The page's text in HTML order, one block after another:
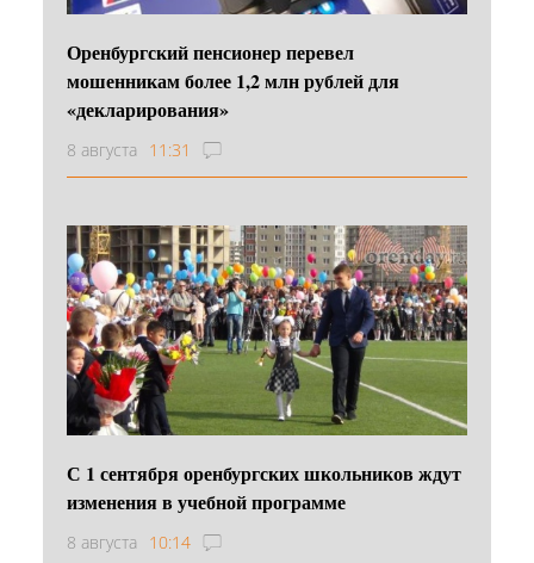
Оренбургский пенсионер перевел
мошенникам более 1,2 млн рублей для
«декларирования»
8 августа 11:31
С 1 сентября оренбургских школьников ждут
изменения в учебной программе
8 августа 10:14